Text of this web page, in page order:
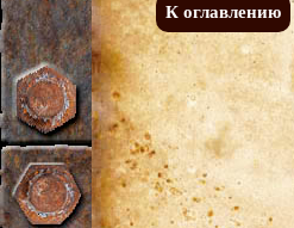
К оглавлению